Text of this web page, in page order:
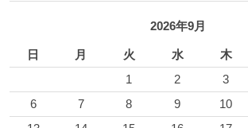
2026年9月
日 月 火 水 木
1
2 3
6
7 8 9 10